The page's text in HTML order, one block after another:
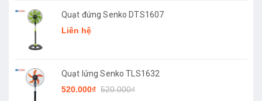
Quạt đứng Senko DTS1607
Liên hệ
Quạt lửng Senko TLS1632
520.000₫ 520.000₫